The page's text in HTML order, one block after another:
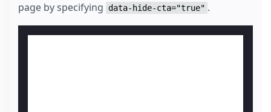
page by specifying
data-hide-cta="true" .